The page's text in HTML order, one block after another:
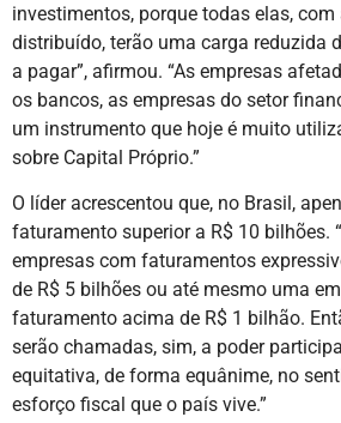
investimentos, porque todas elas, com
distribuído, terão uma carga reduzida
a pagar”, afirmou. “As empresas
os bancos, as empresas do setor
um instrumento que hoje é muito
sobre Capital Próprio.”
O líder acrescentou que, no Brasil,
faturamento superior a R$ 10 bilhões.
empresas com faturamentos
de R$ 5 bilhões ou até mesmo uma
faturamento acima de R$ 1 bilhão.
serão chamadas, sim, a poder
equitativa, de forma equânime, no
esforço fiscal que o país vive.”